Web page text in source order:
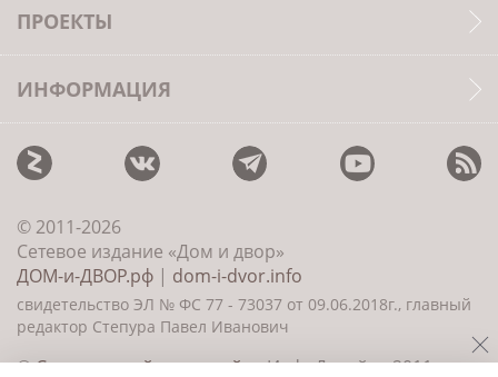
ПРОЕКТЫ
ИНФОРМАЦИЯ
© 2011-2026
Сетевое издание «Дом и двор»
ДОМ-и-ДВОР.рф | dom-i-dvor.info
свидетельство ЭЛ № ФС 77 - 73037 от 09.06.2018г., главный
редактор Степура Павел Иванович
©Создание сайта и дизайн«ИнфоДизайн» 2011—